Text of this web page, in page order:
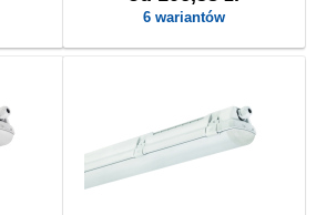
6 wariantów